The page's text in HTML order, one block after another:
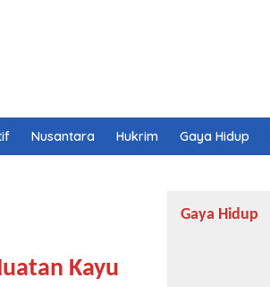
Nusantara Hukrim Gaya Hidup
Kayu
Gaya Hidup